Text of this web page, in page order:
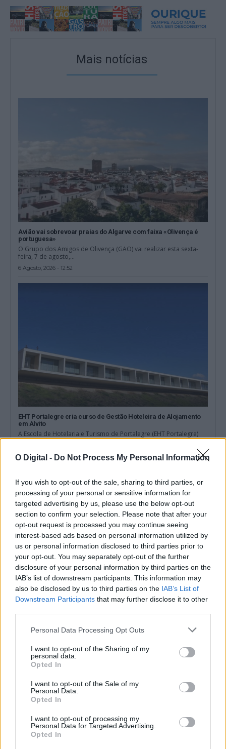
O Digital - Do Not Process My Personal Information
If you wish to opt-out of the sale, sharing to third parties, or
processing of your personal or sensitive information for
targeted advertising by us, please use the below opt-out
section to confirm your selection. Please note that after your
opt-out request is processed you may continue seeing
interest-based ads based on personal information utilized by
us or personal information disclosed to third parties prior to
your opt-out. You may separately opt-out of the further
disclosure of your personal information by third parties on the
IAB’s list of downstream participants. This information may
also be disclosed by us to third parties on the IAB’s List of
Downstream Participants that may further disclose it to other
Personal Data Processing Opt Outs
I want to opt-out of the Sharing of my
personal data.
Opted In
I want to opt-out of the Sale of my
Personal Data.
Opted In
I want to opt-out of processing my
Personal Data for Targeted Advertising.
Opted In
Mais notícias
Avião vai sobrevoar praias do Algarve com faixa «Olivença é
portuguesa»
O Grupo dos Amigos de Olivença (GAO) vai realizar esta sexta-
feira, 7 de agosto,...
6 Agosto, 2026 - 12:52
EHT Portalegre cria curso de Gestão Hoteleira de Alojamento
em Alvito
A Escola de Hotelaria e Turismo de Portalegre (EHT Portalegre)
vai ministrar um novo...
5 Agosto, 2026 - 20:00
Alentejo é finalista dos Olive Travel & Taste Awards
5 Agosto, 2026 - 17:30